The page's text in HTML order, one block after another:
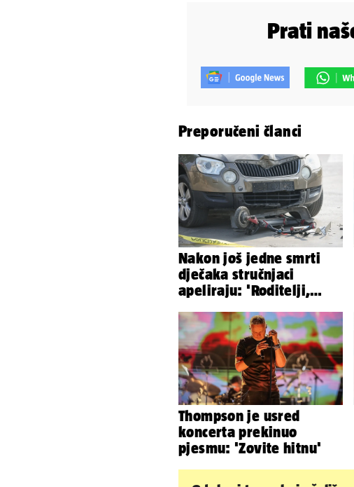
Prati
Preporučeni članci
Nakon još jedne smrti
dječaka stručnjaci
apeliraju: 'Roditelji,
igračke'
Thompson je usred
koncerta prekinuo
pjesmu: 'Zovite hitnu'